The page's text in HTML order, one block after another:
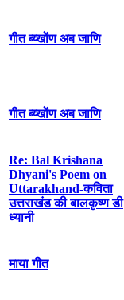
गीत ब्य्खोंण अब जाणि
गीत ब्य्खोंण अब जाणि
Re: Bal Krishana
Dhyani's Poem on
Uttarakhand-कविता
उत्तराखंड की बालकृष्ण डी
ध्यानी
माया गीत